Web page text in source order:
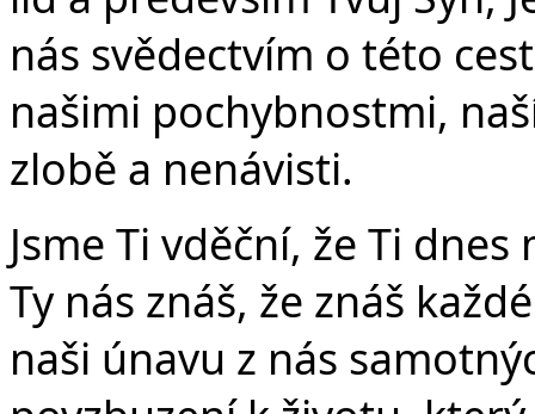
nás svědectvím o této
našimi pochybnostmi,
zlobě a nenávisti.
Jsme Ti vděční, že Ti
Ty nás znáš, že znáš
naši únavu z nás